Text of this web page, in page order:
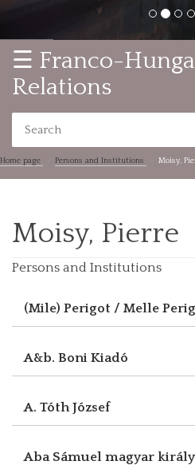
☰ Franco-
Relations
Home page Persons and Institutions Moisy,
Moisy, Pierre
Persons and Institutions
(Mile) Perigot / Melle
A&b. Boni Kiadó
A. Tóth József
Aba Sámuel magyar király